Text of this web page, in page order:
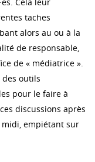
taches
alors au ou à la
de responsable,
de « médiatrice ».
des outils
pour le faire à
discussions après
empiétant sur